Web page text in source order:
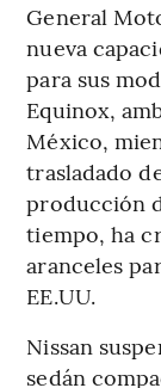
General
nueva
para sus
Equinox,
México,
trasladado
producción
tiempo, ha
aranceles
EE.UU.
Nissan
sedán